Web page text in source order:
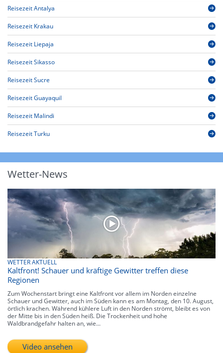
Reisezeit Antalya
Reisezeit Krakau
Reisezeit Liepaja
Reisezeit Sikasso
Reisezeit Sucre
Reisezeit Guayaquil
Reisezeit Malindi
Reisezeit Turku
Wetter-News
WETTER AKTUELL
Kaltfront! Schauer und kräftige Gewitter treffen diese
Regionen
Zum Wochenstart bringt eine Kaltfront vor allem im Norden einzelne
Schauer und Gewitter, auch im Süden kann es am Montag, den 10. August,
örtlich krachen. Während kühlere Luft in den Norden strömt, bleibt es von
der Mitte bis in den Süden heiß. Die Trockenheit und hohe
Waldbrandgefahr halten an, wie...
Video ansehen